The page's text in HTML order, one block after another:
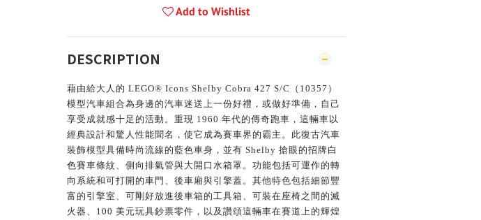
Add to Wishlist
DESCRIPTION
藉由給大人的 LEGO® Icons Shelby Cobra 427 S/C（10357）
模型汽車組合為身邊的汽車迷送上一份好禮，或做好準備，自己
享受成就感十足的活動。重現 1960 年代的傳奇跑車，這輛車以
經典設計和驚人性能聞名，使它成為賽車界的霸主。此復古汽車
裝飾模型具備時尚流線的藍色車身，並有 Shelby 搶眼的招牌白
色賽車條紋、側向排氣管與大開口水箱罩。功能包括可運作的轉
向系統和可打開的車門、後車廂與引擎蓋。其他特色包括細節豐
富的引擎室、可剛好放進後車箱的工具箱、可裝在座椅之間的滅
火器、100 美元玩具鈔票零件，以及讚頌這輛車在賽道上的輝煌